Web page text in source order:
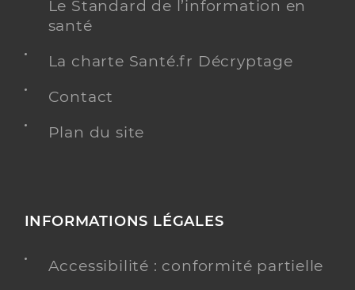
Le Standard de l’information en
santé
La charte Santé.fr Décryptage
Contact
Plan du site
INFORMATIONS LÉGALES
Accessibilité : conformité partielle